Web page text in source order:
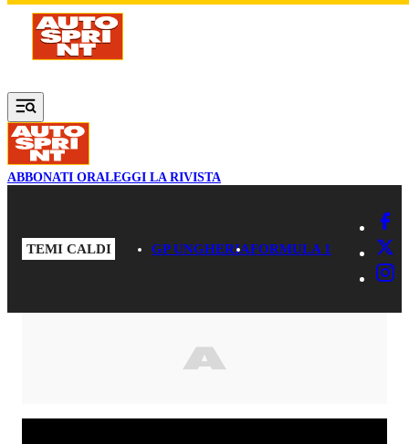
Vai al contenuto principale
ABBONATI ORALEGGI LA RIVISTA
TEMI CALDI GP UNGHERIAFORMULA 1